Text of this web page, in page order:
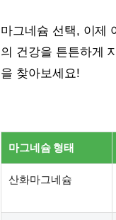
마그네슘 선택, 이제
의 건강을 튼튼하게
을 찾아보세요!
마그네슘 형태
산화마그네슘